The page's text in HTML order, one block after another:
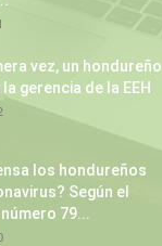
vez, un hondureño
gerencia de la EEH
los hondureños
Según el
79...